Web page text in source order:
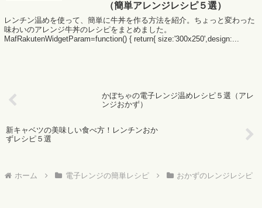
（簡単アレンジレシピ５選）
レンチン温めを使って、簡単に牛丼を作る方法を紹介。ちょっと変わった
味わいのアレンジ牛丼のレシピをまとめました。
MafRakutenWidgetParam=function() { return{ size:'300x250',design:...
かぼちゃの電子レンジ温めレシピ５選（アレ
ンジおかず）
新キャベツの美味しい食べ方！レンチンおか
ずレシピ５選
ホーム 電子レンジの簡単レシピ おかずのレンジレシピ